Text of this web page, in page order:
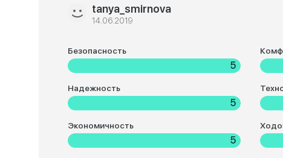
tanya_smirnova
14.06.2019
Безопасность
5
Надежность
5
Экономичность
5